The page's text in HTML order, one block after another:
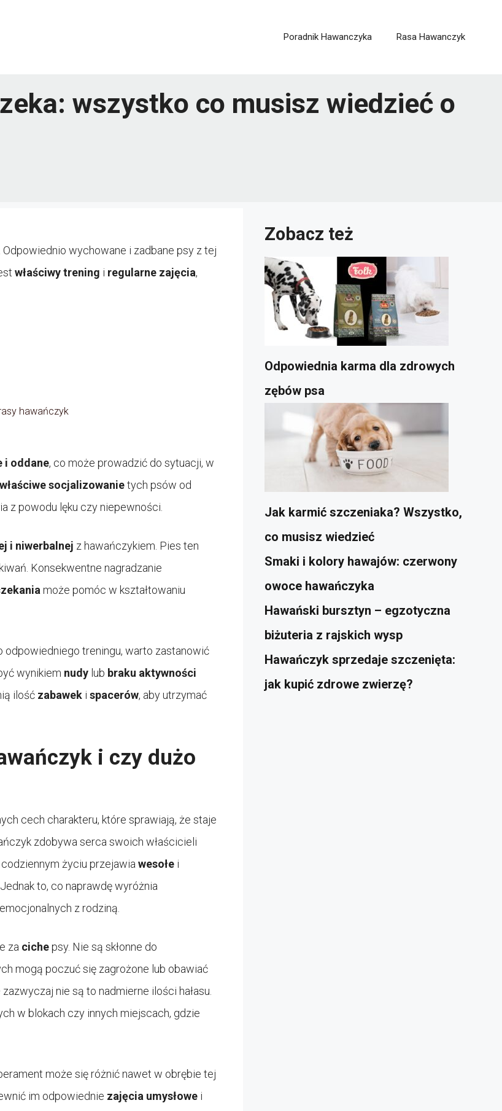
Poradnik Hawanczyka Rasa Hawanczyk
wszystko co musisz wiedzieć o
wychowane i zadbane psy z tej
właściwy trening i regularne zajęcia,
hawańczyk
i oddane, co może prowadzić do sytuacji, w
właściwe socjalizowanietych psów od
z powodu lęku czy niepewności.
i niwerbalnej z hawańczykiem. Pies ten
Konsekwentne nagradzanie
może pomóc w kształtowaniu
odpowiedniego treningu, warto zastanowić
wynikiem nudy lub braku aktywności
ilość zabawek i spacerów, aby utrzymać
i czy dużo
cech charakteru, które sprawiają, że staje
zdobywa serca swoich właścicieli
życiu przejawiawesołe i
to, co naprawdę wyróżnia
z rodziną.
za cichepsy. Nie są skłonne do
mogą poczuć się zagrożone lub obawiać
nie są to nadmierne ilości hałasu.
w blokach czy innych miejscach, gdzie
może się różnić nawet w obrębie tej
im odpowiednie zajęcia umysłowe i
Zobacz też
Odpowiednia karma dla zdrowych
zębów psa
Jak karmić szczeniaka? Wszystko,
co musisz wiedzieć
Smaki i kolory hawajów: czerwony
owoce hawańczyka
Hawański bursztyn – egzotyczna
biżuteria z rajskich wysp
Hawańczyk sprzedaje szczenięta:
jak kupić zdrowe zwierzę?